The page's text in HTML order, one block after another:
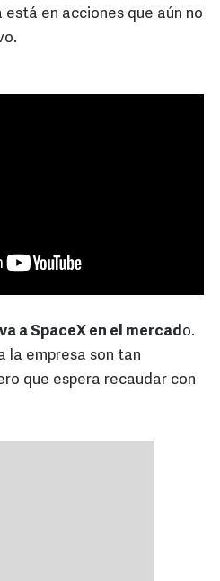
en acciones que aún no
a SpaceX en el mercado.
la empresa son tan
que espera recaudar con